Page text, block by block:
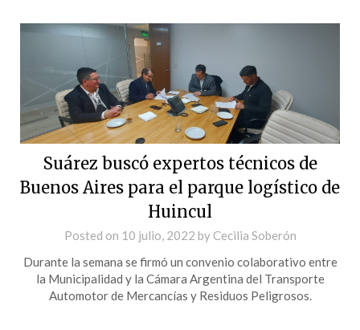
Suárez buscó expertos técnicos de
Buenos Aires para el parque logístico de
Huincul
Posted on 10 julio, 2022 by Cecilia Soberón
Durante la semana se firmó un convenio colaborativo entre
la Municipalidad y la Cámara Argentina del Transporte
Automotor de Mercancías y Residuos Peligrosos.